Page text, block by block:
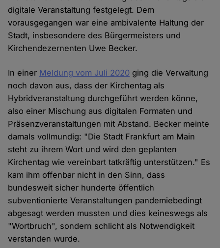
digitale Veranstaltung festgelegt. Dem
vorausgegangen war eine ambivalente Haltung der
Stadt, insbesondere des Bürgermeisters und
Kirchendezernenten Uwe Becker.
In einer Meldung vom Juli 2020 ging die Verwaltung
noch davon aus, dass der Kirchentag als
Hybridveranstaltung durchgeführt werden könne,
also einer Mischung aus digitalen Formaten und
Präsenzveranstaltungen mit Abstand. Becker meinte
damals vollmundig: "Die Stadt Frankfurt am Main
steht zu ihrem Wort und wird den geplanten
Kirchentag wie vereinbart tatkräftig unterstützen." Es
kam ihm offenbar nicht in den Sinn, dass
bundesweit sicher hunderte öffentlich
subventionierte Veranstaltungen pandemiebedingt
abgesagt werden mussten und dies keineswegs als
"Wortbruch", sondern schlicht als Notwendigkeit
verstanden wurde.